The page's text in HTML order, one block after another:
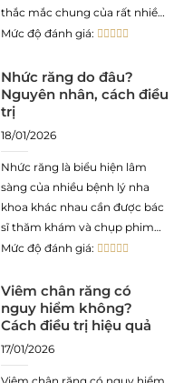
thắc mắc chung của rất nhiều
phụ huynh khi con bước vào
trạng sốt mọc răng thường
diễn ra ngắn ngày và tự
Mức độ đánh giá:
Nhức răng do đâu?
Nguyên nhân, cách điều
trị
18/01/2026
Nhức răng là biểu hiện lâm
sàng của nhiều bệnh lý nha
khoa khác nhau cần được bác
sĩ thăm khám và chụp phim
để chẩn đoán chính xác mức
cơn đau nhức không chỉ gây
khó khăn trong sinh hoạt, ăn
uống mà
Mức độ đánh giá:
Viêm chân răng có
nguy hiểm không?
Cách điều trị hiệu quả
17/01/2026